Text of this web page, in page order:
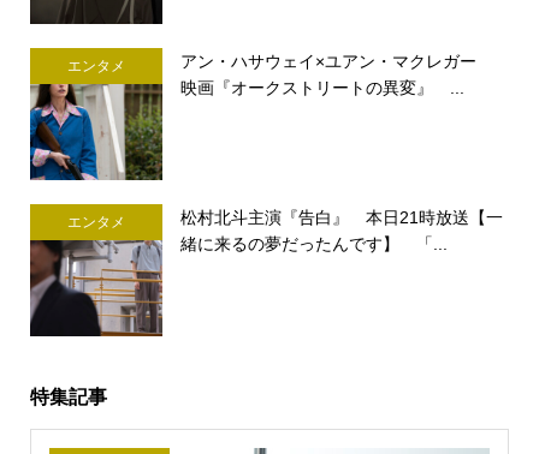
エンタメ
アン・ハサウェイ×ユアン・マクレガー
映画『オークストリートの異変』 ...
エンタメ
松村北斗主演『告白』 本日21時放送【一
緒に来るの夢だったんです】 「...
特集記事